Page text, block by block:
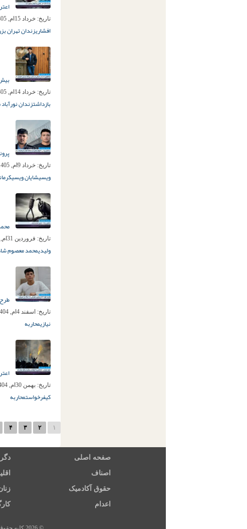
اعتراضات
تاریخ: خرداد 15ام, 1405
افشاریزندان تهران
بیش از ۵ ماه بلاتکلیفی؛ هومان
تاریخ: خرداد 14ام, 1405
بازداشتزندان
تاریخ: خرداد 9ام, 1405
ویسیشایان ویسی
تاریخ: فروردین 31ام, 1405
ولیدیمحمد معصوم
طرح
تاریخ: اسفند 4ام, 1404
نیازیمحاربه
اعتراضات ۱۴۰۴؛ کیفرخواست
تاریخ: بهمن 30ام, 1404
کیفرخواستمحاربه
۱ ۲ ۳ ۴
صفحه اصلی
اصناف
حقوق آکادمیک
اعدام